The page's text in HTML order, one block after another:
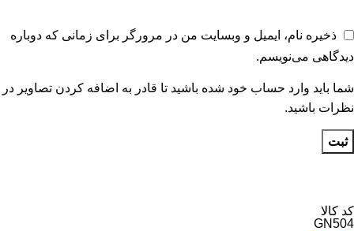
ذخیره نام، ایمیل و وبسایت من در مرورگر برای زمانی که دوباره
دیدگاهی می‌نویسم.
شما باید وارد حساب خود شده باشید تا قادر به اضافه کردن تصاویر در
نظرات باشید.
کد کالا
GN504